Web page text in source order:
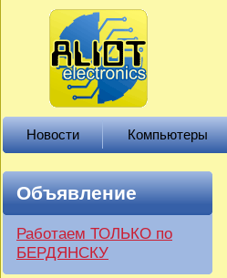
Новости Компьютеры
Объявление
Работаем ТОЛЬКО по
БЕРДЯНСКУ